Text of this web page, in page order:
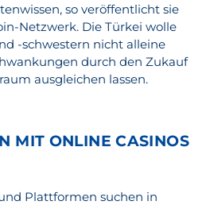
so veröffentlicht sie
Netzwerk. Die Türkei wolle
-schwestern nicht alleine
durch den Zukauf
ausgleichen lassen.
MIT ONLINE CASINOS
Plattformen suchen in